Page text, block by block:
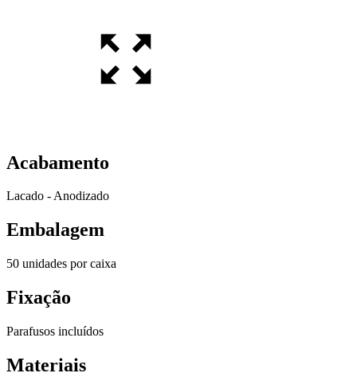
Acabamento
Lacado - Anodizado
Embalagem
50 unidades por caixa
Fixação
Parafusos incluídos
Materiais